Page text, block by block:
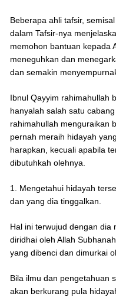
Beberapa ahli tafsir,
dalam Tafsir-nya
memohon bantuan kepada
meneguhkan dan
dan semakin
Ibnul Qayyim rahimahullah
hanyalah salah satu
rahimahullah menguraikan
pernah meraih hidayah
harapkan, kecuali apabila
dibutuhkah olehnya.
1. Mengetahui hidayah
dan yang dia tinggalkan.
Hal ini terwujud dengan dia
diridhai oleh Allah
yang dibenci dan dimurkai
Bila ilmu dan pengetahuan
akan berkurang pula